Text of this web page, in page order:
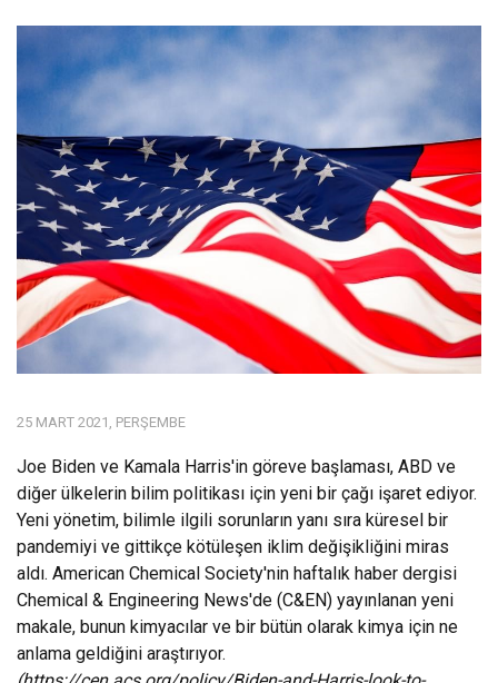
25 MART 2021, PERŞEMBE
Joe Biden ve Kamala Harris'in göreve başlaması, ABD ve
diğer ülkelerin bilim politikası için yeni bir çağı işaret ediyor.
Yeni yönetim, bilimle ilgili sorunların yanı sıra küresel bir
pandemiyi ve gittikçe kötüleşen iklim değişikliğini miras
aldı. American Chemical Society'nin haftalık haber dergisi
Chemical & Engineering News'de (C&EN) yayınlanan yeni
makale, bunun kimyacılar ve bir bütün olarak kimya için ne
anlama geldiğini araştırıyor.